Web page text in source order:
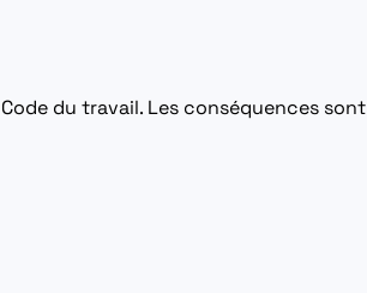
du travail. Les conséquences sont